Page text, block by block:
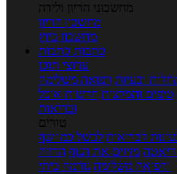
מחשבוני הריון ולידה
מחשבון הריון
מחשבון ביוץ
כתבות כתבות
ערוצי תוכן
ובעיות רפואה משלימה
טיפים והמלצות חדשות אוכל
ובריאות
טורים
לבריאות לבשל כמו שף
דיאטה מזיזים את הגוף הרזיה
ורפואה משלימה גורמה ביתי